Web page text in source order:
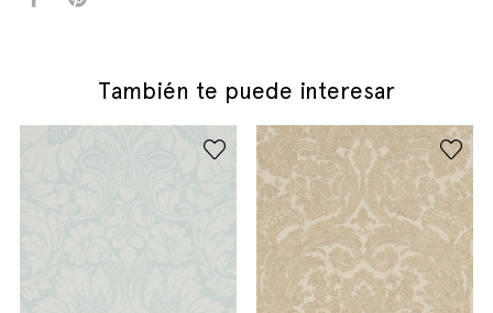
También te puede interesar